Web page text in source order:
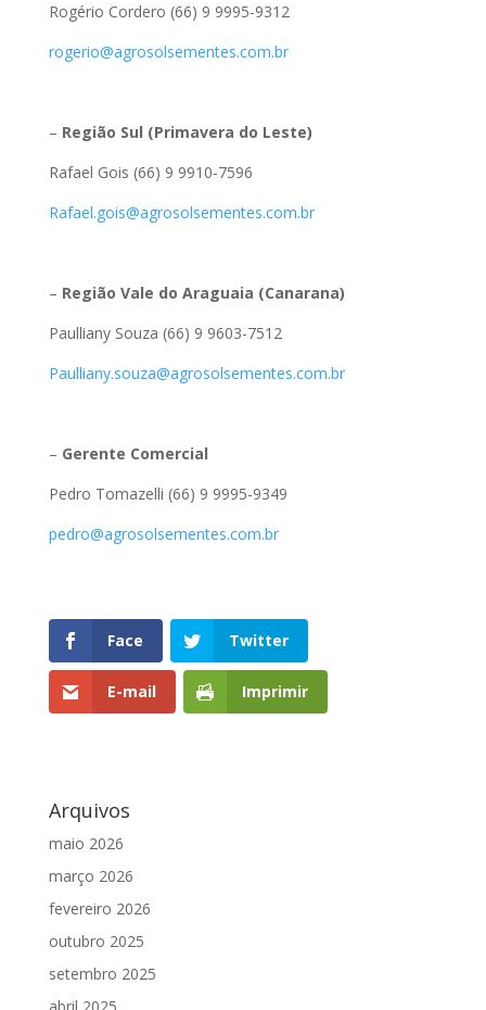
Rogério Cordero (66) 9 9995-9312
rogerio@agrosolsementes.com.br
– Região Sul (Primavera do Leste)
Rafael Gois (66) 9 9910-7596
Rafael.gois@agrosolsementes.com.br
– Região Vale do Araguaia (Canarana)
Paulliany Souza (66) 9 9603-7512
Paulliany.souza@agrosolsementes.com.br
– Gerente Comercial
Pedro Tomazelli (66) 9 9995-9349
pedro@agrosolsementes.com.br
Face Twitter
E-mail Imprimir
Arquivos
maio 2026
março 2026
fevereiro 2026
outubro 2025
setembro 2025